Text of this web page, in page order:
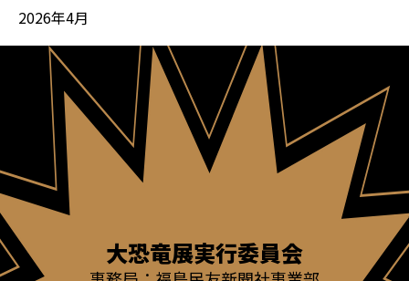
2026年4月
大恐竜展実行委員会